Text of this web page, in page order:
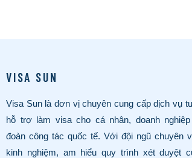
VISA SUN
Visa Sun là đơn vị chuyên cung cấp dịch vụ
hỗ trợ làm visa cho cá nhân, doanh
đoàn công tác quốc tế. Với đội ngũ chuyên
kinh nghiệm, am hiểu quy trình xét duyệt